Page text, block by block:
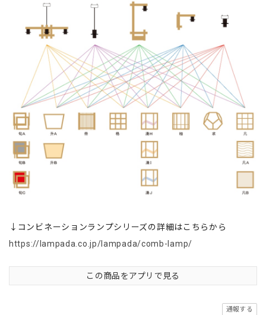
↓コンビネーションランプシリーズの詳細はこちらから
https://lampada.co.jp/lampada/comb-lamp/
この商品をアプリで見る
通報する